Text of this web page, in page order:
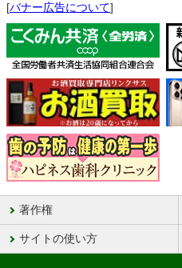
[バナー広告について]
著作権
サイトの使い方